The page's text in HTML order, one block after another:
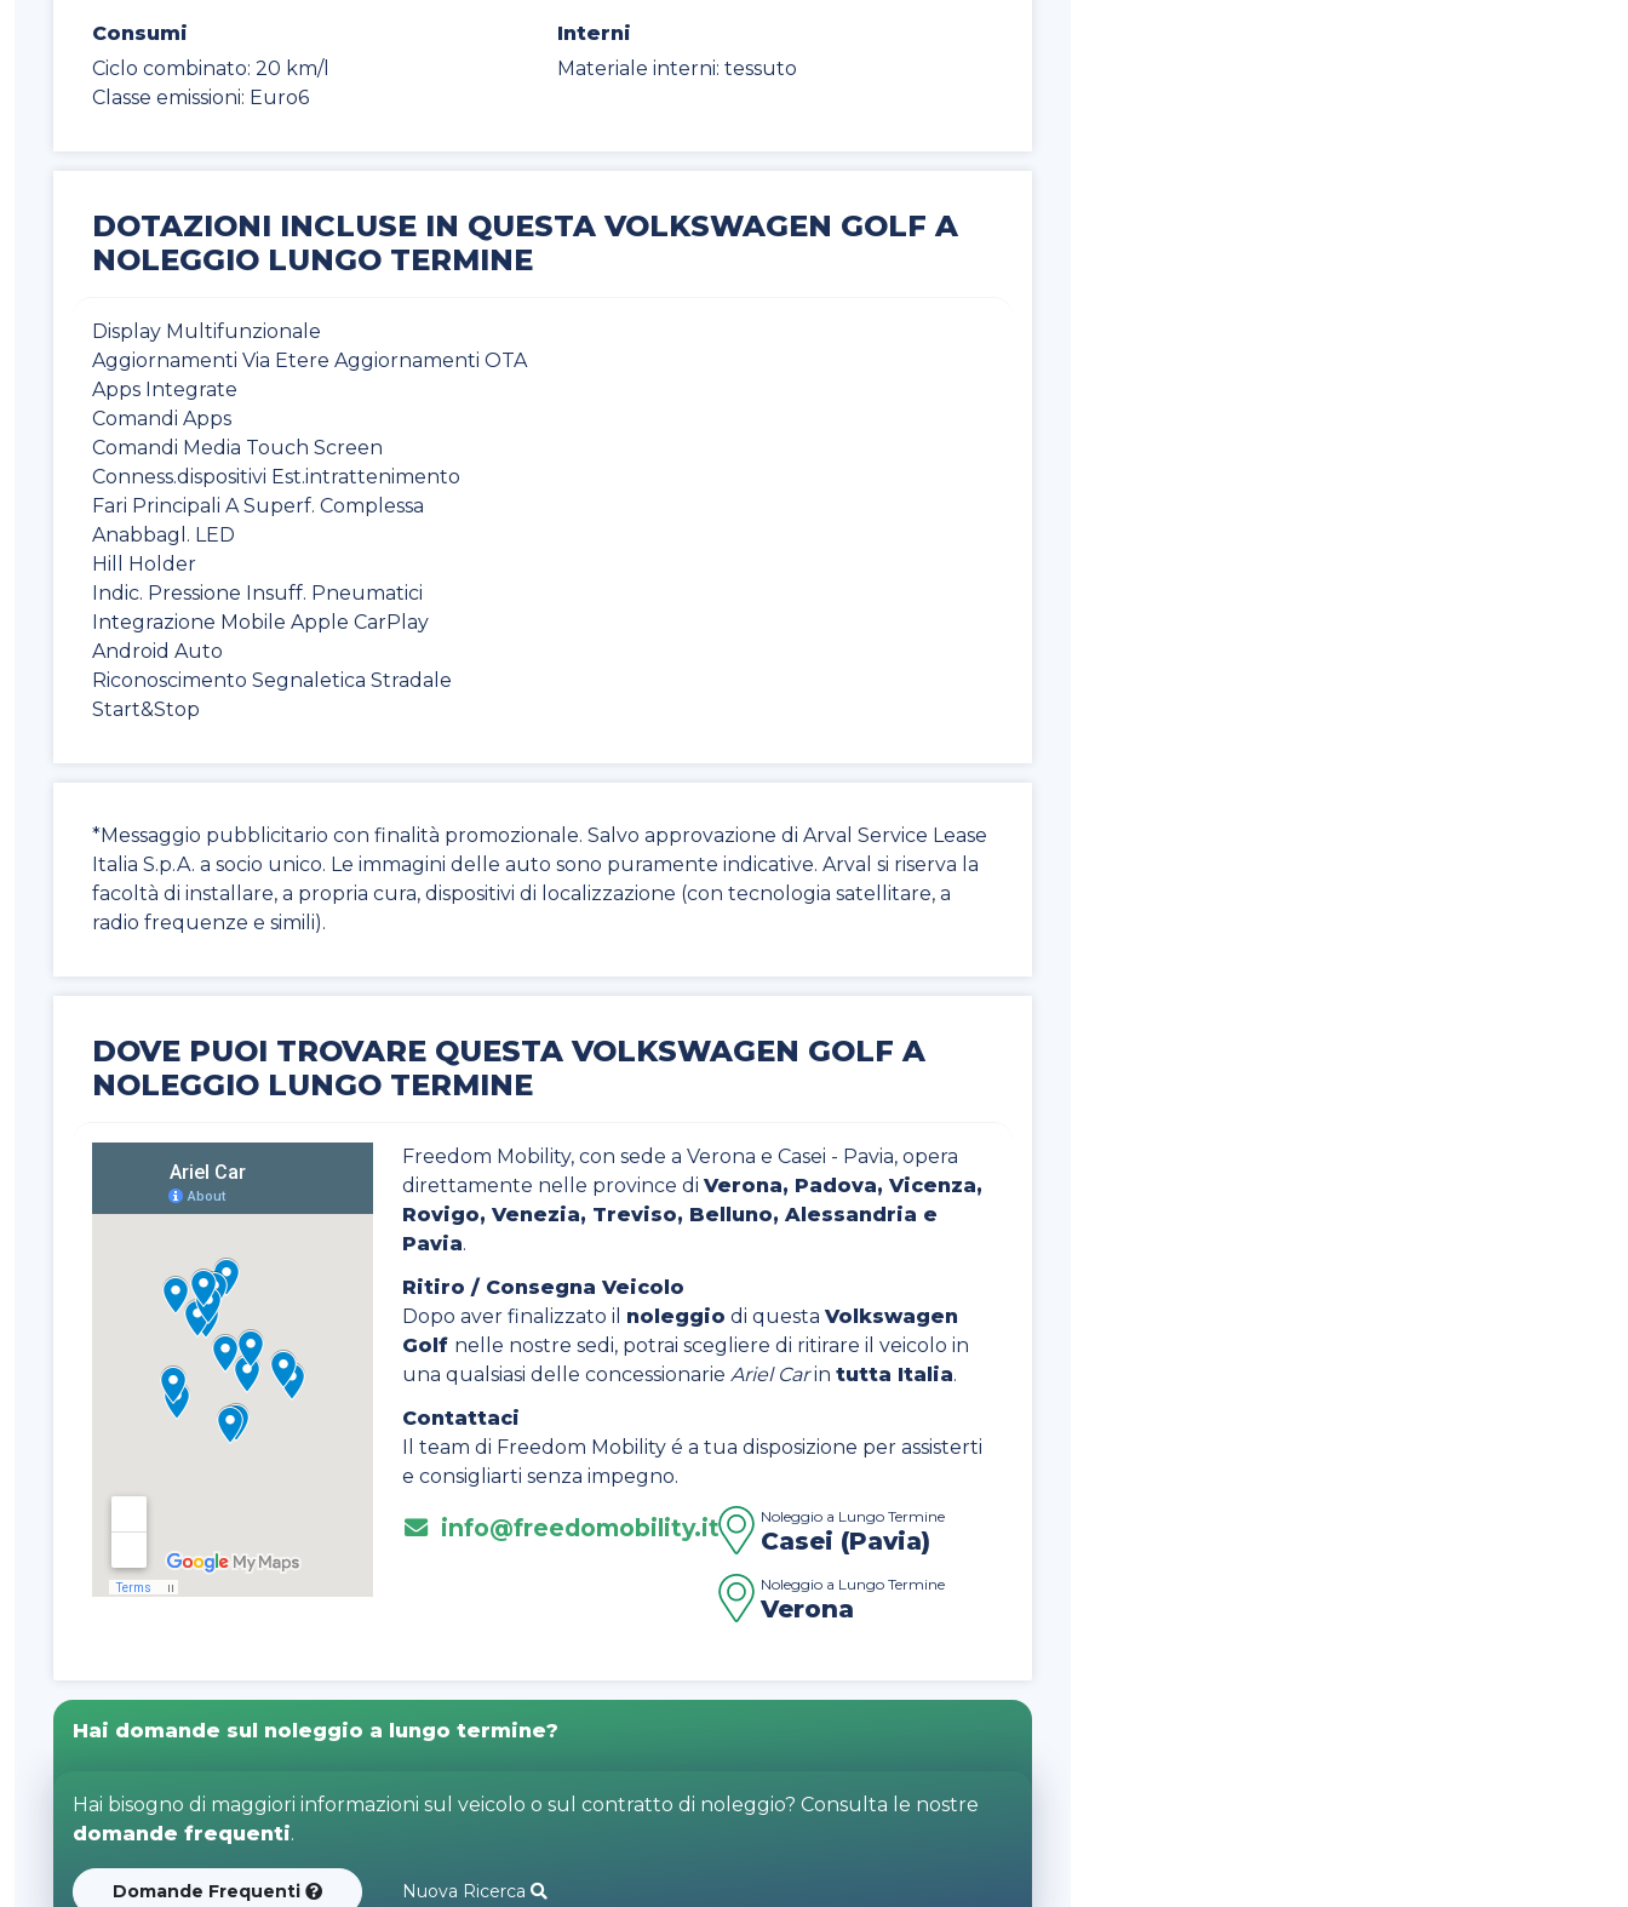
Consumi
Ciclo combinato: 20 km/l
Classe emissioni: Euro6
Interni
Materiale interni: tessuto
DOTAZIONI INCLUSE IN QUESTA VOLKSWAGEN GOLF A
NOLEGGIO LUNGO TERMINE
Display Multifunzionale
Aggiornamenti Via Etere Aggiornamenti OTA
Apps Integrate
Comandi Apps
Comandi Media Touch Screen
Conness.dispositivi Est.intrattenimento
Fari Principali A Superf. Complessa
Anabbagl. LED
Hill Holder
Indic. Pressione Insuff. Pneumatici
Integrazione Mobile Apple CarPlay
Android Auto
Riconoscimento Segnaletica Stradale
Start&Stop
*Messaggio pubblicitario con finalità promozionale. Salvo approvazione di Arval Service Lease
Italia S.p.A. a socio unico. Le immagini delle auto sono puramente indicative. Arval si riserva la
facoltà di installare, a propria cura, dispositivi di localizzazione (con tecnologia satellitare, a
radio frequenze e simili).
DOVE PUOI TROVARE QUESTA VOLKSWAGEN GOLF A
NOLEGGIO LUNGO TERMINE
Freedom Mobility, con sede a Verona e Casei - Pavia, opera
direttamente nelle province di Verona, Padova, Vicenza,
Rovigo, Venezia, Treviso, Belluno, Alessandria e
Pavia.
Ritiro / Consegna Veicolo
Dopo aver finalizzato il noleggio di questa Volkswagen
Golf nelle nostre sedi, potrai scegliere di ritirare il veicolo in
una qualsiasi delle concessionarie Ariel Carin tutta Italia.
Contattaci
Il team di Freedom Mobility é a tua disposizione per assisterti
e consigliarti senza impegno.
info@freedomobility.it Noleggio a Lungo Termine
Casei (Pavia)
Noleggio a Lungo Termine
Verona
Hai domande sul noleggio a lungo termine?
Hai bisogno di maggiori informazioni sul veicolo o sul contratto di noleggio? Consulta le nostre
domande frequenti.
Domande Frequenti Nuova Ricerca